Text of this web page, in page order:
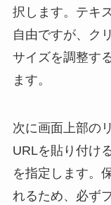
択します。テキ
自由ですが、ク
サイズを調整す
ます。
次に画面上部の
URLを貼り付け
を指定します。
れるため、必ず